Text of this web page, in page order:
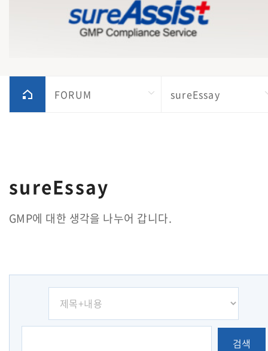
FORUM sureEssay
sureEssay
GMP에 대한 생각을 나누어 갑니다.
검색